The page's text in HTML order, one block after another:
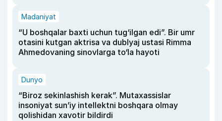
Madaniyat
“U boshqalar baxti uchun tug‘ilgan edi”. Bir umr
otasini kutgan aktrisa va dublyaj ustasi Rimma
Ahmedovaning sinovlarga to‘la hayoti
Dunyo
“Biroz sekinlashish kerak”. Mutaxassislar
insoniyat sun’iy intellektni boshqara olmay
qolishidan xavotir bildirdi